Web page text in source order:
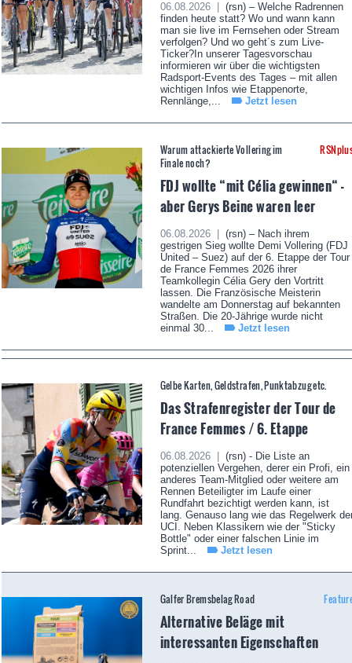
06.08.2026 |
(rsn) – Welche Radrennen
finden heute statt? Wo und wann kann
man sie live im Fernsehen oder Stream
verfolgen? Und wo geht´s zum Live-
Ticker?In unserer Tagesvorschau
informieren wir über die wichtigsten
Radsport-Events des Tages – mit allen
wichtigen Infos wie Etappenorte,
Rennlänge,...
Jetzt lesen
Warum attackierte Vollering im
Finale noch?
FDJ wollte “mit Célia gewinnen“ -
aber Gerys Beine waren leer
06.08.2026 |
(rsn) – Nach ihrem
gestrigen Sieg wollte Demi Vollering (FDJ
United – Suez) auf der 6. Etappe der Tour
de France Femmes 2026 ihrer
Teamkollegin Célia Gery den Vortritt
lassen. Die Französische Meisterin
wandelte am Donnerstag auf bekannten
Straßen. Die 20-Jährige wurde nicht
einmal 30...
Jetzt lesen
Gelbe Karten, Geldstrafen, Punktabzug etc.
Das Strafenregister der Tour de
France Femmes / 6. Etappe
06.08.2026 |
(rsn) - Die Liste an
potenziellen Vergehen, derer ein Profi, ein
anderes Team-Mitglied oder weitere am
Rennen Beteiligter im Laufe einer
Rundfahrt bezichtigt werden kann, ist
lang. Genauso lang wie das Regelwerk
UCI. Neben Klassikern wie der "Sticky
Bottle" oder einer falschen Linie im
Sprint...
Jetzt lesen
Galfer Bremsbelag Road
Alternative Beläge mit
interessanten Eigenschaften